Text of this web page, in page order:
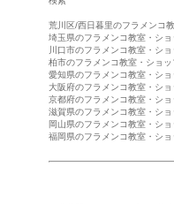
荒川区/西日暮里のフラメンコ
埼玉県のフラメンコ教室・シ
川口市のフラメンコ教室・シ
柏市のフラメンコ教室・ショッ
愛知県のフラメンコ教室・シ
大阪府のフラメンコ教室・シ
京都府のフラメンコ教室・シ
滋賀県のフラメンコ教室・シ
岡山県のフラメンコ教室・シ
福岡県のフラメンコ教室・シ